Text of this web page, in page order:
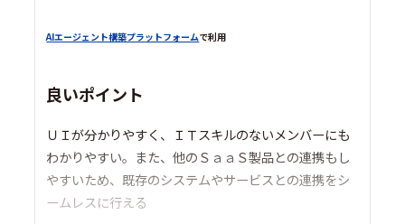
AIエージェント構築プラットフォームで利用
良いポイント
ＵＩが分かりやすく、ＩＴスキルのないメンバーにも
わかりやすい。また、他のＳａａＳ製品との連携もし
やすいため、既存のシステムやサービスとの連携をシ
ームレスに行える